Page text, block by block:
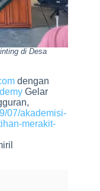
di Desa
dengan
Gelar
07/akademisi-
merakit-